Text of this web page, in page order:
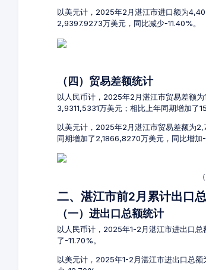
以美元计，2025年2月湛江市进口额为
2,9397.9273万美元，同比减少-11.40%。
（四）贸易差额统计
以人民币计，2025年2月湛江市贸易差额
3,9311,5331万美元；相比上年同期增加了
以美元计，2025年2月湛江市贸易差额为
同期增加了2,1866,8270万美元，同比增加-
二、湛江市前2月累计出口
（一）进出口总额统计
以人民币计，2025年1-2月湛江市进出口
了-11.70%。
以美元计，2025年1-2月湛江市进出口总